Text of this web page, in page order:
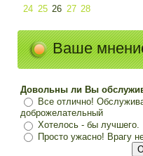
24 25 26 27 28
Ваше
Довольны ли Вы
Все отлично!
доброжелательный
Хотелось - бы лучшего.
Просто ужасно! Врагу